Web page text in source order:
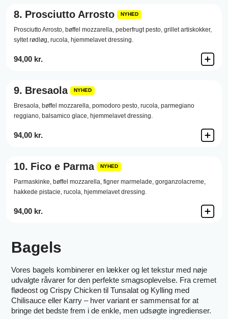
8. Prosciutto Arrosto NYHED
Prosciutto Arrosto, bøffel mozzarella, peberfrugt pesto, grillet artiskokker,
syltet rødløg, rucola, hjemmelavet dressing.
94,00 kr.
9. Bresaola NYHED
Bresaola, bøffel mozzarella, pomodoro pesto, rucola, parmegiano
reggiano, balsamico glace, hjemmelavet dressing.
94,00 kr.
10. Fico e Parma NYHED
Parmaskinke, bøffel mozzarella, figner marmelade, gorganzolacreme,
hakkede pistacie, rucola, hjemmelavet dressing.
94,00 kr.
Bagels
Vores bagels kombinerer en lækker og let tekstur med nøje
udvalgte råvarer for den perfekte smagsoplevelse. Fra cremet
flødeost og Crispy Chicken til Tunsalat og Kylling med
Chilisauce eller Karry – hver variant er sammensat for at
bringe det bedste frem i de enkle, men udsøgte ingredienser.